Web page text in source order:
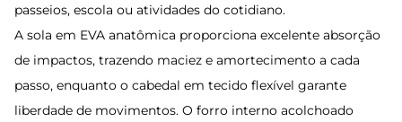
passeios, escola ou atividades do cotidiano.
A sola em EVA anatômica proporciona excelente absorção
de impactos, trazendo maciez e amortecimento a cada
passo, enquanto o cabedal em tecido flexível garante
liberdade de movimentos. O forro interno acolchoado